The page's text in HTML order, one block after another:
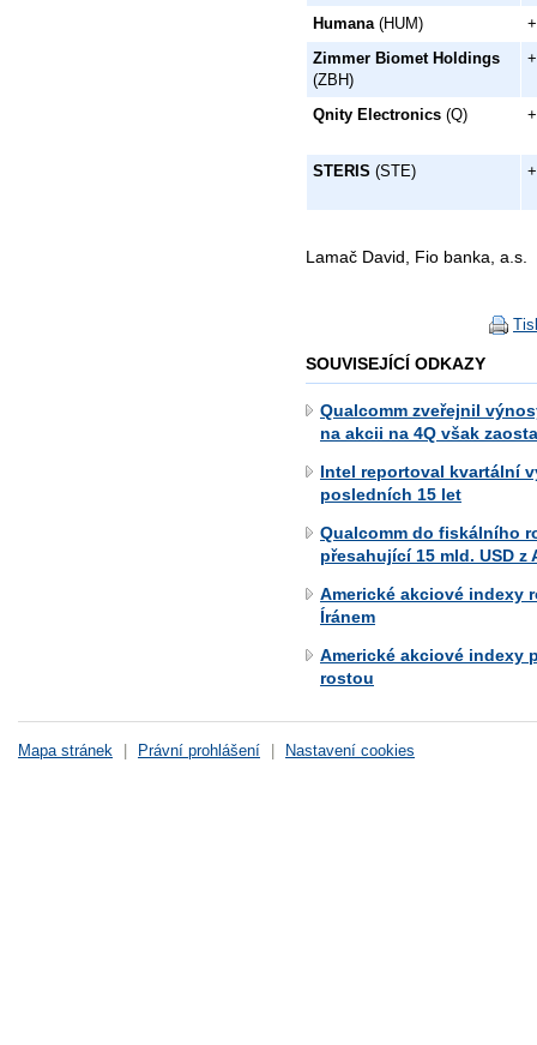
Humana (HUM)
Zimmer Biomet Holdings
(ZBH)
Qnity Electronics (Q)
STERIS (STE)
Lamač David, Fio banka, a.s.
SOUVISEJÍCÍ ODKAZY
Qualcomm zveřejnil
na akcii na 4Q však
Intel reportoval kvartální
posledních 15 let
Qualcomm do fiskálního
přesahující 15 mld. USD z
Americké akciové indexy
Íránem
Americké akciové indexy
rostou
Mapa stránek Právní prohlášení Nastavení cookies